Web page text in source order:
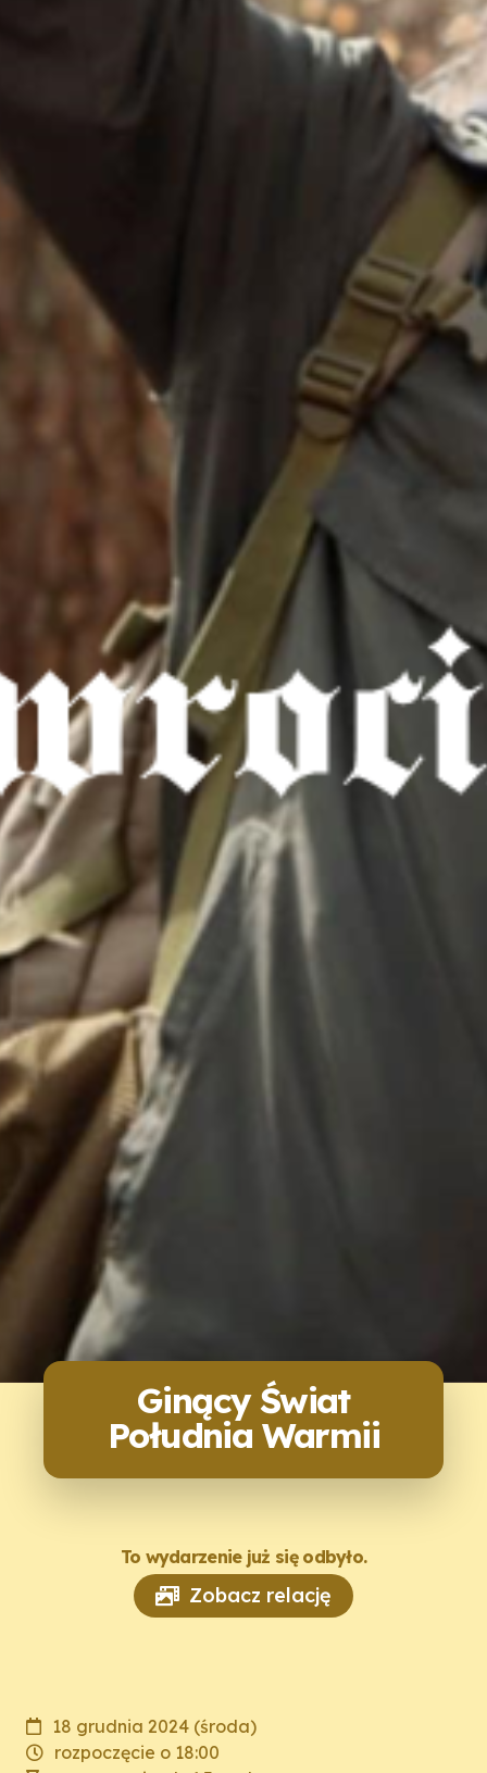
Ginący Świat
Południa Warmii
To wydarzenie już się odbyło.
Zobacz relację
18 grudnia 2024 (środa)
rozpoczęcie o 18:00